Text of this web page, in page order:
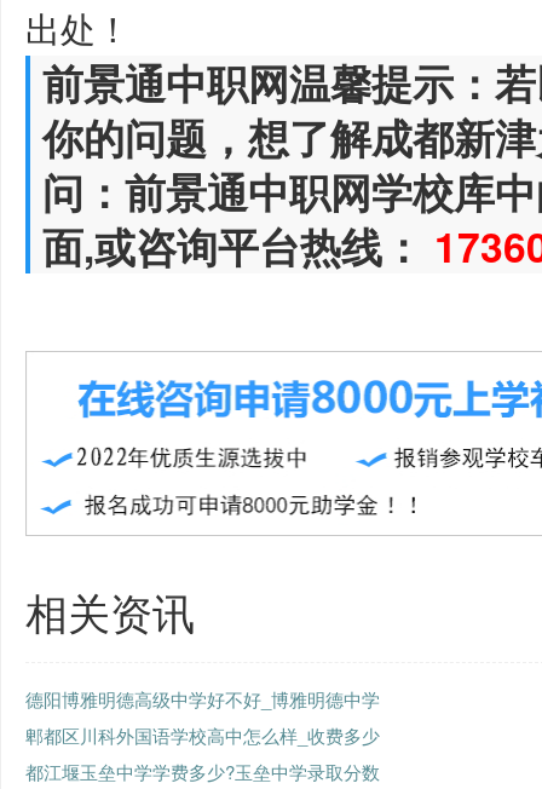
出处！
前景通中职网温馨提示：
你的问题，想了解成都新
问：前景通中职网学校库
面,或咨询平台热线：
相关资讯
德阳博雅明德高级中学好不好_博雅明德中学
郫都区川科外国语学校高中怎么样_收费多少
都江堰玉垒中学学费多少?玉垒中学录取分数